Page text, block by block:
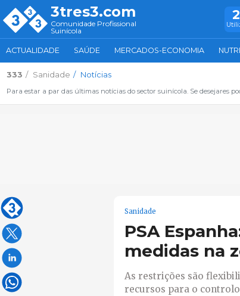
3tres3.com
Comunidade Profissional
Suinícola
ACTUALIDADE SAÚDE MERCADOS-ECONOMIA
333 Sanidade Notícias
Para estar a par das últimas notícias do sector suinícola. Se desejares
Sanidade
PSA
medidas na
As restrições são
recursos para o